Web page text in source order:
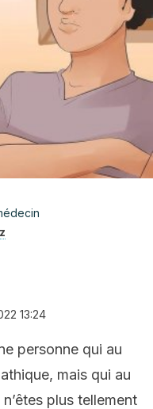
13:24
personne qui au
mais qui au
plus tellement